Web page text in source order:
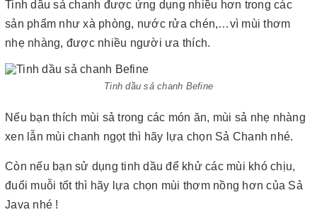
Tinh dầu sả chanh được ứng dụng nhiều hơn trong các
sản phẩm như xà phòng, nước rửa chén,…vì mùi thơm
nhẹ nhàng, được nhiều người ưa thích.
Tinh dầu sả chanh Befine
Nếu bạn thích mùi sả trong các món ăn, mùi sả nhẹ nhàng
xen lẫn mùi chanh ngọt thì hãy lựa chọn Sả Chanh nhé.
Còn nếu bạn sử dụng tinh dầu để khử các mùi khó chịu,
đuổi muỗi tốt thì hãy lựa chọn mùi thơm nồng hơn của Sả
Java nhé !